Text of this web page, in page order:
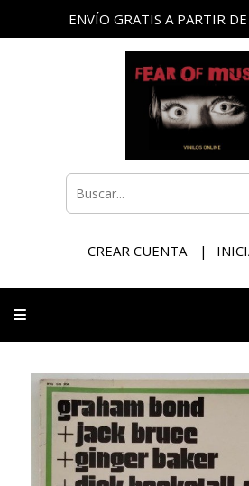
ENVÍO GRATIS A PARTIR
CREAR CUENTA